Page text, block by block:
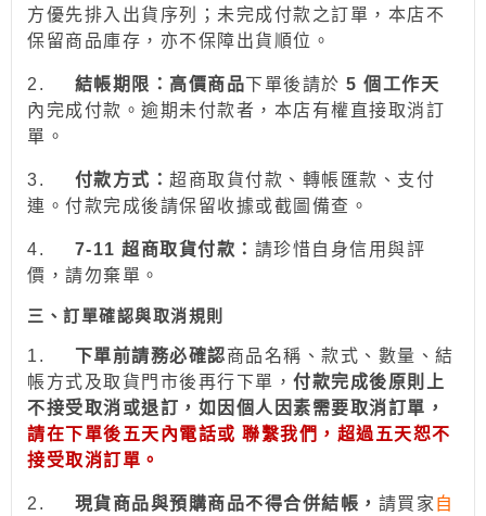
方優先排入出貨序列；未完成付款之訂單，本店不
保留商品庫存，亦不保障出貨順位。
2. 結帳期限： 高價商品下單後請於 5 個工作天
內完成付款。逾期未付款者，本店有權直接取消訂
單。
3. 付款方式： 超商取貨付款、 轉帳 匯款、支付
連。付款完成後請保留收據或截圖備查。
4. 7-11 超商取貨付款： 請珍惜自身信用與評
價，請勿棄單。
三、訂單確認與取消規則
1. 下單前請務必確認商品名稱、款式、數量、結
帳方式及取貨門市後再行下單， 付款完成後原則上
不接受取消或退訂，如因個人因素需要取消訂單，
請在下單後五天內電話或 聯繫我們，超過五天恕不
接受取消訂單。
2. 現貨商品與預購商品不得合併結帳 ， 請買家 自